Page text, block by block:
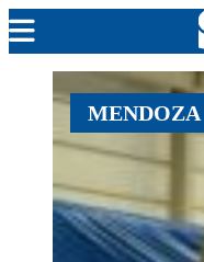
MENDOZA
CADA DÍA
ARGENTINA
NOTICIERO 9
PROTAGONISTAS
EL NUEVE STREAMS
MENDOZA